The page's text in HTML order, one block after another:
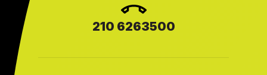
210 6263500